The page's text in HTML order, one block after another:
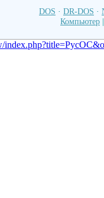
DOS · DR-DOS ·
Компьютер |